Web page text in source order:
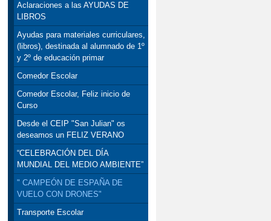
Aclaraciones a las AYUDAS DE
LIBROS
Ayudas para materiales curriculares,
(libros), destinada al alumnado de 1º
y 2º de educación primar
Comedor Escolar
Comedor Escolar, Feliz inicio de
Curso
Desde el CEIP "San Julian" os
deseamos un FELIZ VERANO
“CELEBRACIÓN DEL DÍA
MUNDIAL DEL MEDIO AMBIENTE”
" CAMPEÓN DE ESPAÑA DE
VUELO CON DRONES"
Transporte Escolar